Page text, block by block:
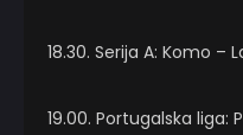
18.30. Serija A: Komo
19.00. Portugalska liga: